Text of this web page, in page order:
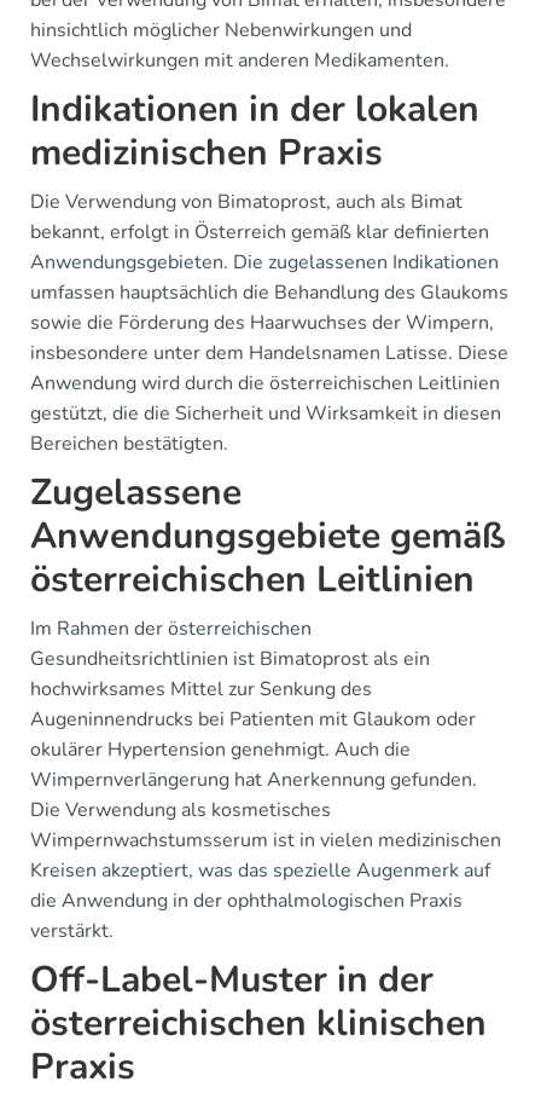
hinsichtlich möglicher Nebenwirkungen und
Wechselwirkungen mit anderen Medikamenten.
Indikationen in der lokalen
medizinischen Praxis
Die Verwendung von Bimatoprost, auch als Bimat
bekannt, erfolgt in Österreich gemäß klar definierten
Anwendungsgebieten. Die zugelassenen Indikationen
umfassen hauptsächlich die Behandlung des Glaukoms
sowie die Förderung des Haarwuchses der Wimpern,
insbesondere unter dem Handelsnamen Latisse. Diese
Anwendung wird durch die österreichischen Leitlinien
gestützt, die die Sicherheit und Wirksamkeit in diesen
Bereichen bestätigten.
Zugelassene
Anwendungsgebiete gemäß
österreichischen Leitlinien
Im Rahmen der österreichischen
Gesundheitsrichtlinien ist Bimatoprost als ein
hochwirksames Mittel zur Senkung des
Augeninnendrucks bei Patienten mit Glaukom oder
okulärer Hypertension genehmigt. Auch die
Wimpernverlängerung hat Anerkennung gefunden.
Die Verwendung als kosmetisches
Wimpernwachstumsserum ist in vielen medizinischen
Kreisen akzeptiert, was das spezielle Augenmerk auf
die Anwendung in der ophthalmologischen Praxis
verstärkt.
Off-Label-Muster in der
österreichischen klinischen
Praxis